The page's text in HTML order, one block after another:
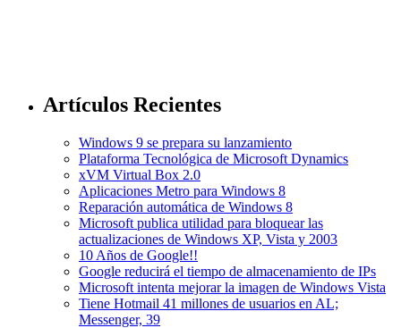
Artículos Recientes
Windows 9 se prepara su lanzamiento
Plataforma Tecnológica de Microsoft Dynamics
xVM Virtual Box 2.0
Aplicaciones Metro para Windows 8
Reparación automática de Windows 8
Microsoft publica utilidad para bloquear las
actualizaciones de Windows XP, Vista y 2003
10 Años de Google!!
Google reducirá el tiempo de almacenamiento de IPs
Microsoft intenta mejorar la imagen de Windows Vista
Tiene Hotmail 41 millones de usuarios en AL;
Messenger, 39